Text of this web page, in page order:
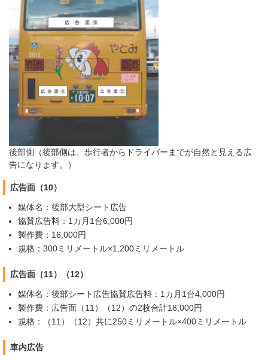
後部側（後部側は、歩行者からドライバーまでが自然と見える広
告になります。）
広告面（10）
媒体名：後部大型シート広告
協賛広告料：1カ月1台6,000円
製作費：16,000円
規格：300ミリメートル×1,200ミリメートル
広告面（11）（12）
媒体名：後部シート広告協賛広告料：1カ月1台4,000円
製作費：広告面（11）（12）の2枚合計18,000円
規格：（11）（12）共に250ミリメートル×400ミリメートル
車内広告